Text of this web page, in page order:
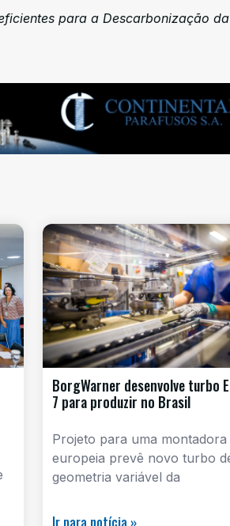
para a Descarbonização da
BorgWarner desenvolve turbo
7 para produzir no Brasil
Projeto para uma montadora
europeia prevê novo turbo
geometria variável da